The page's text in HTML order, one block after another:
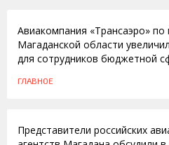
Авиакомпания «Трансаэро»
Магаданской области
для сотрудников бюджетной
ГЛАВНОЕ
Представители российских